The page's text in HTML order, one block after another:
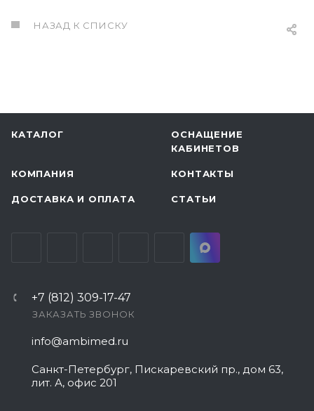
НАЗАД К СПИСКУ
КАТАЛОГ
ОСНАЩЕНИЕ
КАБИНЕТОВ
КОМПАНИЯ КОНТАКТЫ
ДОСТАВКА И ОПЛАТА СТАТЬИ
+7 (812) 309-17-47
ЗАКАЗАТЬ ЗВОНОК
info@ambimed.ru
Санкт-Петербург, Пискаревский пр., дом 63,
лит. А, офис 201